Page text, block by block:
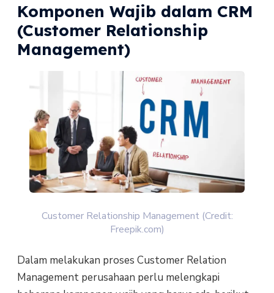
Komponen Wajib dalam CRM
(Customer Relationship
Management)
Customer Relationship Management (Credit:
Freepik.com)
Dalam melakukan proses Customer Relation
Management perusahaan perlu melengkapi